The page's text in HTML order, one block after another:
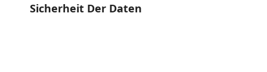
Sicherheit Der Daten